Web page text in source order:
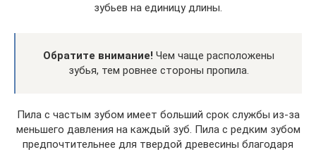
зубьев на единицу длины.
Обратите внимание! Чем чаще расположены
зубья, тем ровнее стороны пропила.
Пила с частым зубом имеет больший срок службы из-за
меньшего давления на каждый зуб. Пила с редким зубом
предпочтительнее для твердой древесины благодаря